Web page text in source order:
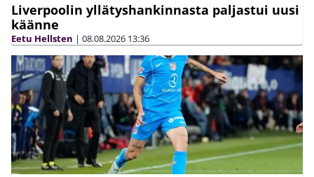
Liverpoolin yllätyshankinnasta paljastui uusi
käänne
Eetu Hellsten | 08.08.2026 13:36